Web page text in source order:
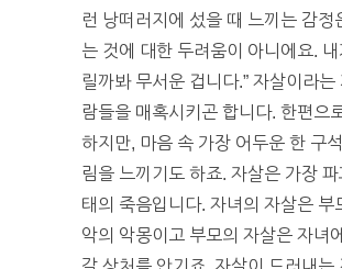
런 낭떠러지에 섰을 때 느끼는 감정
는 것에 대한 두려움이 아니에요. 내
릴까봐 무서운 겁니다.” 자살이라는
람들을 매혹시키곤 합니다. 한편으
하지만, 마음 속 가장 어두운 한 구
림을 느끼기도 하죠. 자살은 가장 파
태의 죽음입니다. 자녀의 자살은 부
악의 악몽이고 부모의 자살은 자녀